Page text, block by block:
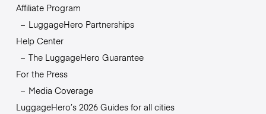
Affiliate Program
LuggageHero Partnerships
Help Center
The LuggageHero Guarantee
For the Press
Media Coverage
LuggageHero’s 2026 Guides for all cities